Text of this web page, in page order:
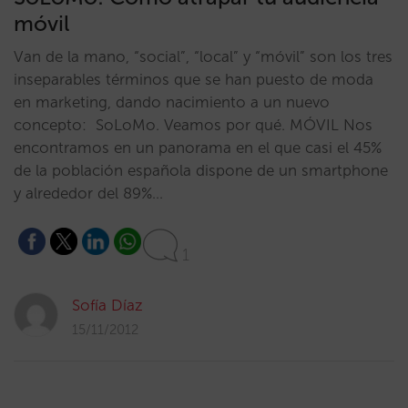
móvil
Van de la mano, “social”, “local” y “móvil” son los tres
inseparables términos que se han puesto de moda
en marketing, dando nacimiento a un nuevo
concepto: SoLoMo. Veamos por qué. MÓVIL Nos
encontramos en un panorama en el que casi el 45%
de la población española dispone de un smartphone
y alrededor del 89%…
1
Sofía Díaz
15/11/2012